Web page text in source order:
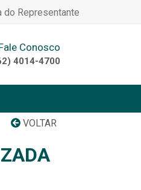
do Representante
Conosco
4014-4700
VOLTAR